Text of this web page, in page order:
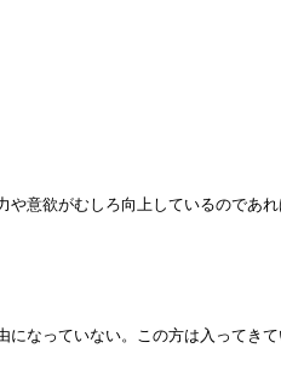
意欲がむしろ向上しているのであれ
なっていない。この方は入ってき